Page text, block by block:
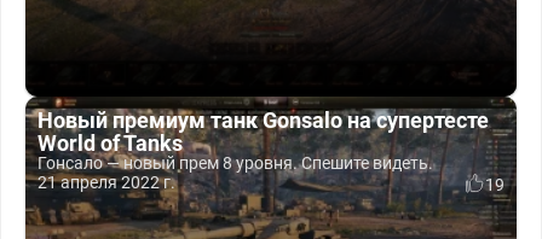
Новый премиум танк Gonsalo на супертесте
World of Tanks
Гонсало — новый прем 8 уровня. Спешите видеть.
21 апреля 2022 г.
19